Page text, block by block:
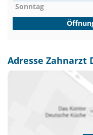
Sonntag
Adresse Zahnarzt